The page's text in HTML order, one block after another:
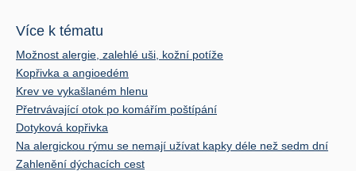
Více k tématu
Možnost alergie, zalehlé uši, kožní potíže
Kopřivka a angioedém
Krev ve vykašlaném hlenu
Přetrvávající otok po komářím poštípání
Dotyková kopřivka
Na alergickou rýmu se nemají užívat kapky déle než sedm dní
Zahlenění dýchacích cest